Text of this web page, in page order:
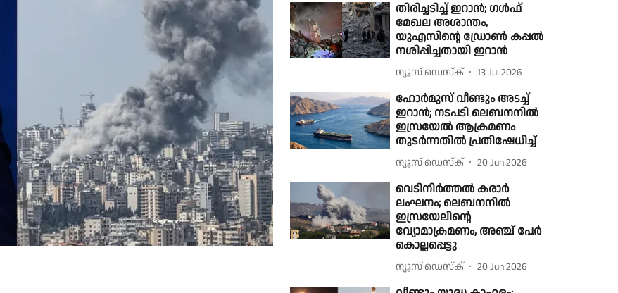
തിരിച്ചടിച്ച് ഇറാൻ; ഗൾഫ്
മേഖല അശാന്തം,
യുഎസിൻ്റെ ഡ്രോൺ കപ്പൽ
നശിപ്പിച്ചതായി ഇറാൻ
ന്യൂസ് ഡെസ്ക് 13 Jul 2026
ഹോർമുസ് വീണ്ടും അടച്ച്
ഇറാന്‍; നടപടി ലെബനനിൽ
ഇസ്രയേൽ ആക്രമണം
തുടർന്നതിൽ പ്രതിഷേധിച്ച്
ന്യൂസ് ഡെസ്ക് 20 Jun 2026
വെടിനിർത്തൽ കരാർ
ലംഘനം; ലെബനനിൽ
ഇസ്രയേലിൻ്റെ
വ്യോമാക്രമണം, അഞ്ച് പേർ
കൊല്ലപ്പെട്ടു
ന്യൂസ് ഡെസ്ക് 20 Jun 2026